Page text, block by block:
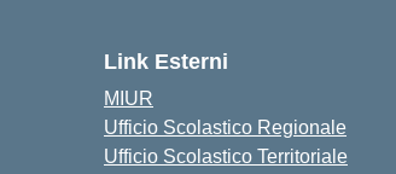
Link Esterni
MIUR
Ufficio Scolastico Regionale
Ufficio Scolastico Territoriale